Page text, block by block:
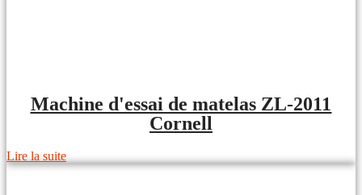
Machine d'essai de matelas ZL-2011
Cornell
Lire la suite